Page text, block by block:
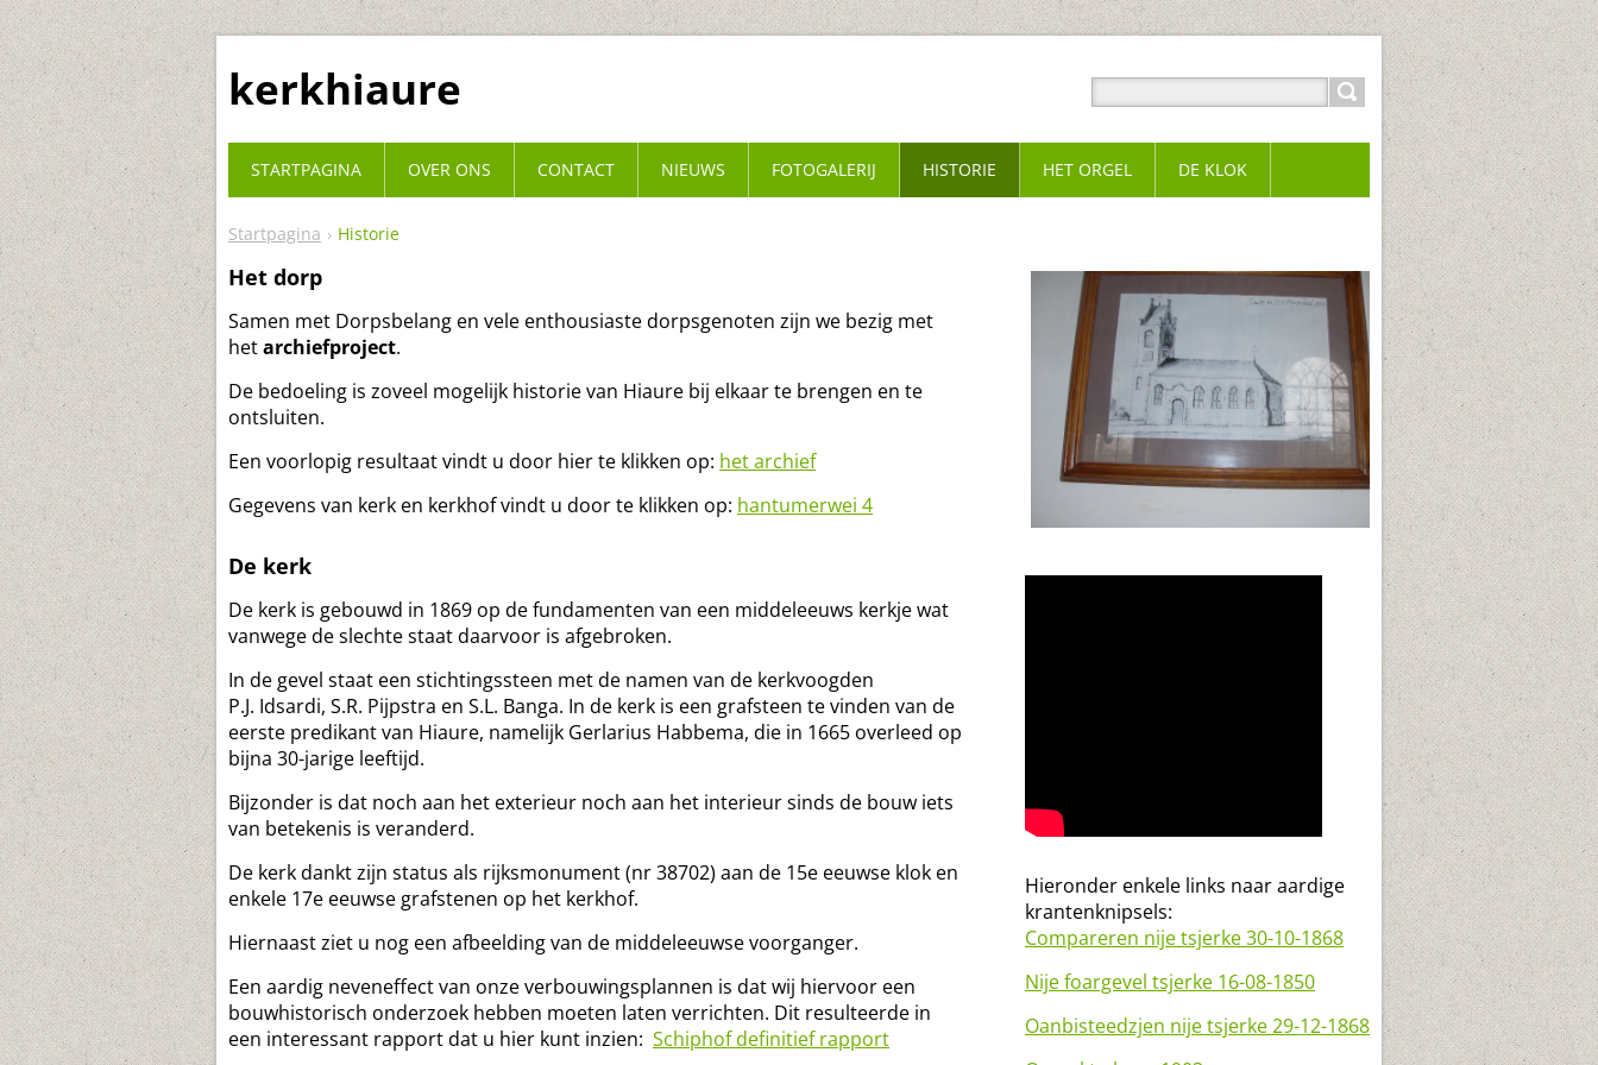
kerkhiaure
Startpagina Historie
Het dorp
Samen met Dorpsbelang en vele enthousiaste dorpsgenoten zijn we bezig met
hetarchiefproject.
De bedoeling is zoveel mogelijk historie van Hiaure bij elkaar te brengen en te
ontsluiten.
Een voorlopig resultaat vindt u door hier te klikken op: het archief
Gegevens van kerk en kerkhof vindt u door te klikken op: hantumerwei 4
De kerk
De kerk is gebouwd in 1869 op de fundamenten van een middeleeuws kerkje wat
vanwege de slechte staat daarvoor is afgebroken.
In de gevel staat een stichtingssteen met de namen van de kerkvoogden
P.J. Idsardi, S.R. Pijpstra en S.L. Banga. In de kerk is een grafsteen te vinden van de
eerste predikant van Hiaure, namelijk Gerlarius Habbema, die in 1665 overleed op
bijna 30-jarige leeftijd.
Bijzonder is dat noch aan het exterieur noch aan het interieur sinds de bouw iets
van betekenis is veranderd.
De kerk dankt zijn status als rijksmonument (nr 38702) aan de 15e eeuwse klok en
enkele 17e eeuwse grafstenen op het kerkhof.
Hiernaast ziet u nog een afbeelding van de middeleeuwse voorganger.
Een aardig neveneffect van onze verbouwingsplannen is dat wij hiervoor een
bouwhistorisch onderzoek hebben moeten laten verrichten. Dit resulteerde in
een interessant rapport dat u hier kunt inzien: Schiphof definitief rapport
Hieronder enkele links naar aardige
krantenknipsels:
Compareren nije tsjerke 30-10-1868
Nije foargevel tsjerke 16-08-1850
Oanbisteedzjen nije tsjerke 29-12-1868
STARTPAGINA OVER ONS CONTACT NIEUWS FOTOGALERIJ HISTORIE HET ORGEL DE KLOK